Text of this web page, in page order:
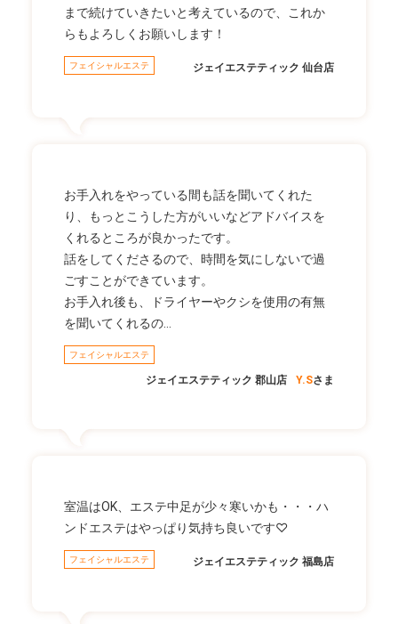
まで続けていきたいと考えているので、これか
らもよろしくお願いします！
フェイシャルエステ ジェイエステティック 仙台店
お手入れをやっている間も話を聞いてくれた
り、もっとこうした方がいいなどアドバイスを
くれるところが良かったです。
話をしてくださるので、時間を気にしないで過
ごすことができています。
お手入れ後も、ドライヤーやクシを使用の有無
を聞いてくれるの…
フェイシャルエステ
ジェイエステティック 郡山店 Y.Sさま
室温はOK、エステ中足が少々寒いかも・・・ハ
ンドエステはやっぱり気持ち良いです♡
フェイシャルエステ ジェイエステティック 福島店